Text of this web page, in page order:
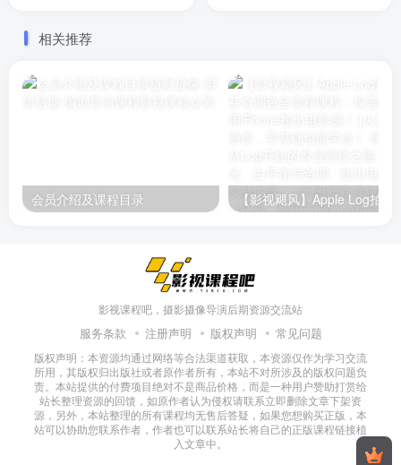
相关推荐
会员介绍及课程目录
影视课程吧，摄影摄像导演后期资源交流站
服务条款 注册声明 版权声明 常见问题
版权声明：本资源均通过网络等合法渠道获取，本资源仅作为学习交流
所用，其版权归出版社或者原作者所有，本站不对所涉及的版权问题负
责。本站提供的付费项目绝对不是商品价格，而是一种用户赞助打赏给
站长整理资源的回馈，如原作者认为侵权请联系立即删除文章下架资
源，另外，本站整理的所有课程均无售后答疑，如果您想购买正版，本
站可以协助您联系作者，作者也可以联系站长将自己的正版课程链接植
入文章中。